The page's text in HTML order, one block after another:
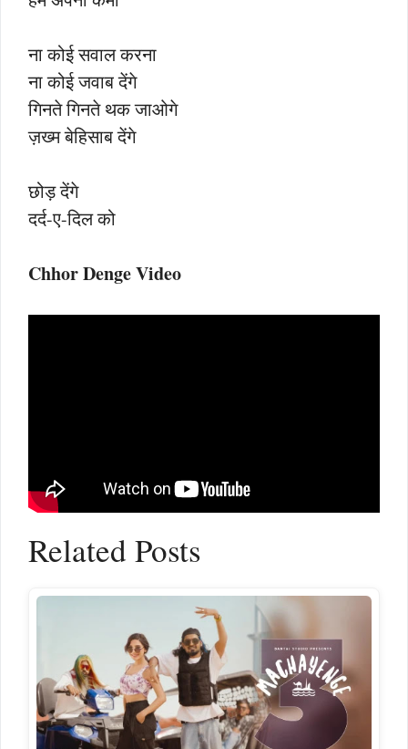
ना कोई सवाल करना
ना कोई जवाब देंगे
गिनते गिनते थक जाओगे
ज़ख्म बेहिसाब देंगे
छोड़ देंगे
दर्द-ए-दिल को
Chhor Denge Video
Related Posts